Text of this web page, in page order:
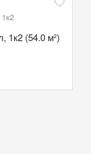
1к2 (54.0 м²)